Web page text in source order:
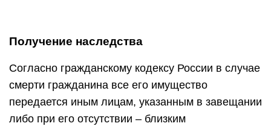
Получение наследства
Согласно гражданскому кодексу России в случае
смерти гражданина все его имущество
передается иным лицам, указанным в завещании
либо при его отсутствии – близким